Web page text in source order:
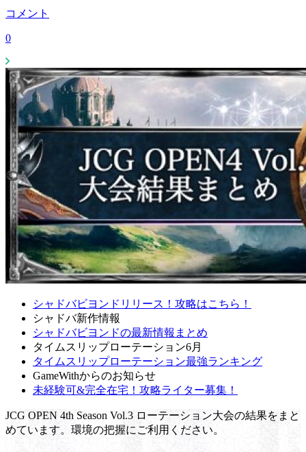
コメント
0
シャドバビヨンドリリース！攻略はこちら！
シャドバ新作情報
シャドバビヨンドの最新情報まとめ
タイムスリップローテーション6月
タイムスリップローテーション最強ランキング
GameWithからのお知らせ
未経験可&完全在宅！攻略ライター募集！
JCG OPEN 4th Season Vol.3 ローテーション大会の結果をまと
めています。環境の把握にご利用ください。